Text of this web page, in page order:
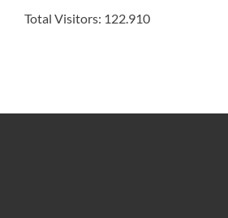
Total Visitors: 122.910